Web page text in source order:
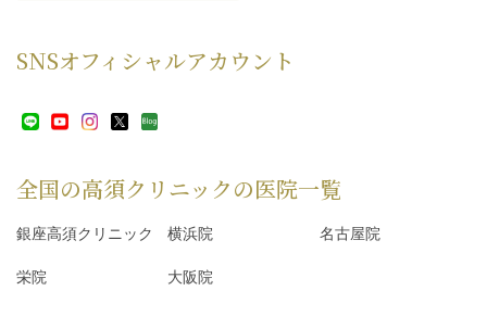
SNSオフィシャルアカウント
全国の高須クリニックの医院一覧
銀座高須クリニック 横浜院 名古屋院
栄院 大阪院